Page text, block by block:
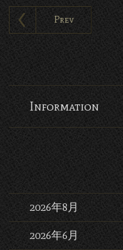
Prev
Information
2026年8月
2026年6月